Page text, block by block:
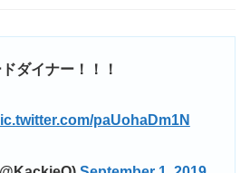
ダイナー！！！
paUohaDm1N